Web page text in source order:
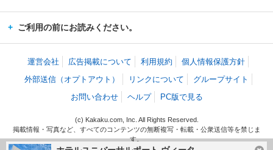
ご利用の前にお読みください。
運営会社 広告掲載について 利用規約
個人情報保護方針
外部送信（オプトアウト）
リンクについて
グループサイト
お問い合わせ
ヘルプ PC版で見る
(c) Kakaku.com, Inc. All Rights Reserved.
掲載情報・写真など、すべてのコンテンツの無断複写・転載・公衆送信等を禁じま
す。